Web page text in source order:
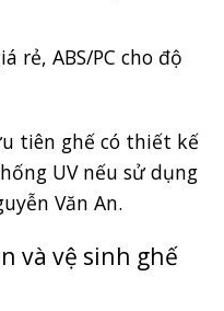
rẻ, ABS/PC cho độ
tiên ghế có thiết kế
UV nếu sử dụng
Văn An.
và vệ sinh ghế